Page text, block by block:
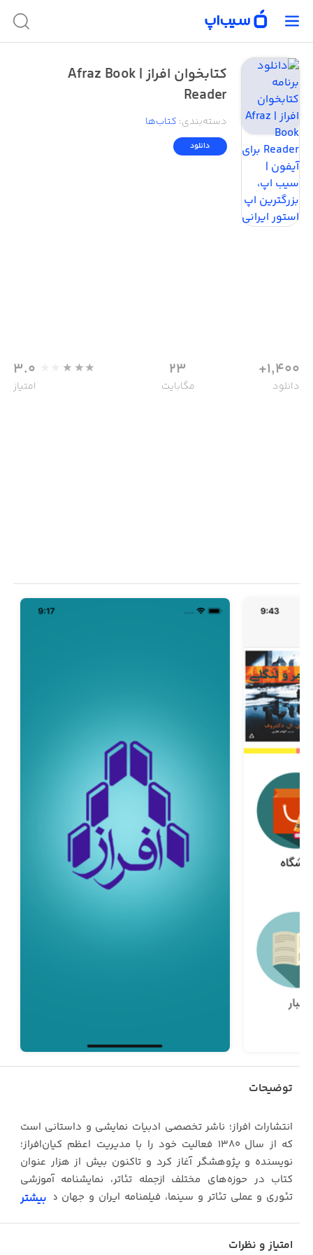
کتابخوان افراز | Afraz Book
Reader
دسته‌بندی: کتاب‌ها
دانلود
1,400+
دانلود
23
مگابایت
3.0
امتیاز
توضیحات
‎انتشارات افراز؛ ناشر تخصصی ادبیات نمایشی و داستانی است
که از سال ۱۳۸۰ فعالیت خود را با مدیریت اعظم کیان‌افراز؛
نویسنده و پژوهشگر آغاز کرد و تاکنون بیش از هزار عنوان
کتاب در حوزه‌های مختلف ازجمله تئاتر، نمایشنامه آموزشی
تئوری و عملی تئاتر و سینما، فیلمنامه ایران و جهان در رده‌ی
بیشتر
امتیاز و نظرات